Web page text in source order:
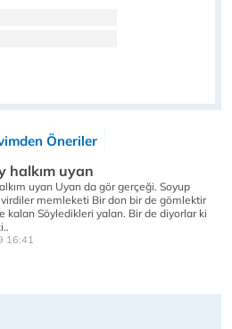
Öneriler
halkım uyan
uyan Uyan da gör gerçeği. Soyup
memleketi Bir don bir de gömlektir
kalan Söyledikleri yalan. Bir de diyorlar ki
16:41